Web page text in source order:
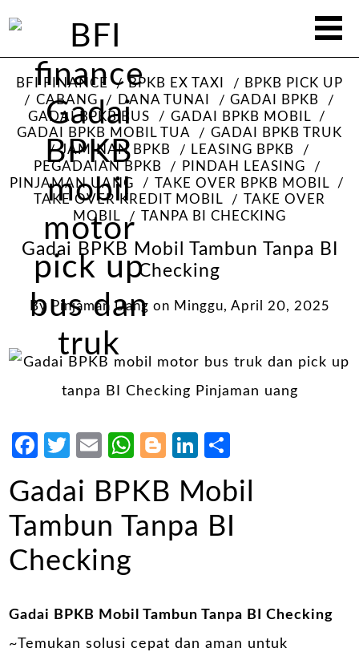
BFI FINANCE BPKB EX TAXI
BPKB PICK UP
CABANG
DANA TUNAI
GADAI BPKB
GADAI BPKB BUS
GADAI BPKB MOBIL
GADAI BPKB MOBIL TUA
GADAI BPKB TRUK
JAMINAN BPKB
LEASING BPKB
PEGADAIAN BPKB
PINDAH LEASING
PINJAMAN UANG
TAKE OVER BPKB MOBIL
TAKE OVER KREDIT MOBIL
TAKE OVER
MOBIL
TANPA BI CHECKING
Gadai BPKB Mobil Tambun Tanpa BI
Checking
By Pinjaman Uang on Minggu, April 20, 2025
Facebook
Twitter
EmailWhatsApp
Blogger
LinkedIn
Gadai BPKB Mobil
Tambun Tanpa BI
Checking
Gadai BPKB Mobil Tambun Tanpa BI Checking
~Temukan solusi cepat dan aman untuk